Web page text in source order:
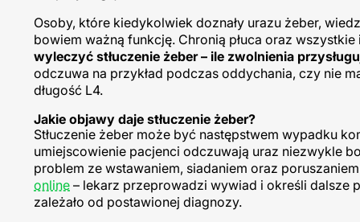
Osoby, które kiedykolwiek doznały urazu żeber,
bowiem ważną funkcję. Chronią płuca oraz
wyleczyć stłuczenie żeber – ile zwolnienia
odczuwa na przykład podczas oddychania, czy nie
długość L4.
Jakie objawy daje stłuczenie żeber?
Stłuczenie żeber może być następstwem wypadku
umiejscowienie pacjenci odczuwają uraz niezwykle
problem ze wstawaniem, siadaniem oraz
online – lekarz przeprowadzi wywiad i określi dalsze
zależało od postawionej diagnozy.